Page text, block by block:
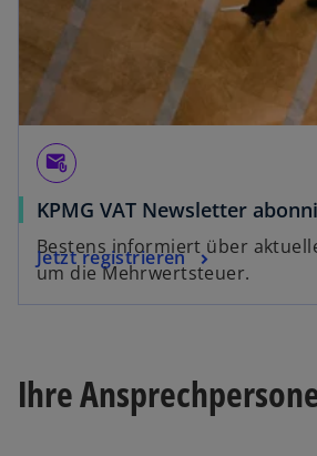
attach_email
KPMG VAT Newsletter
Bestens informiert über
um die Mehrwertsteuer.
Jetzt registrieren
Ihre